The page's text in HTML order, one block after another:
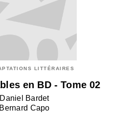
LITTÉRAIRES
en BD - Tome 02
Daniel Bardet
Bernard Capo